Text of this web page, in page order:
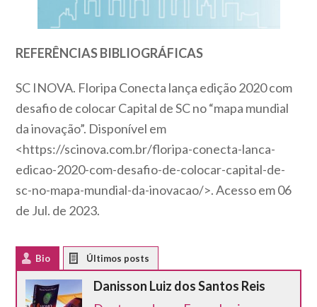
REFERÊNCIAS BIBLIOGRÁFICAS
SC INOVA. Floripa Conecta lança edição 2020 com
desafio de colocar Capital de SC no “mapa mundial
da inovação”. Disponível em
<https://scinova.com.br/floripa-conecta-lanca-
edicao-2020-com-desafio-de-colocar-capital-de-
sc-no-mapa-mundial-da-inovacao/>. Acesso em 06
de Jul. de 2023.
Bio
Danisson Luiz dos Santos Reis